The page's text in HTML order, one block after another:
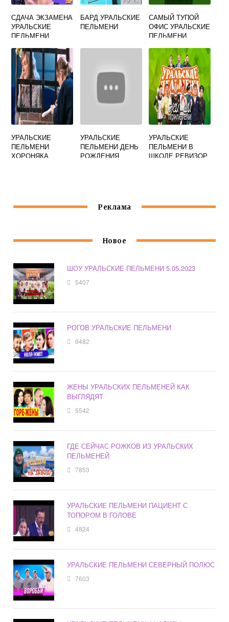
СДАЧА ЭКЗАМЕНА
УРАЛЬСКИЕ
ПЕЛЬМЕНИ
БАРД УРАЛЬСКИЕ
ПЕЛЬМЕНИ
САМЫЙ ТУПОЙ
ОФИС УРАЛЬСКИЕ
ПЕЛЬМЕНИ
УРАЛЬСКИЕ
ПЕЛЬМЕНИ
ХОРОНЯКА
УРАЛЬСКИЕ
ПЕЛЬМЕНИ ДЕНЬ
РОЖДЕНИЯ
УРАЛЬСКИЕ
ПЕЛЬМЕНИ В
ШКОЛЕ РЕВИЗОР
Реклама
Новое
ШОУ УРАЛЬСКИЕ ПЕЛЬМЕНИ 5.05.2023
5407
РОГОВ УРАЛЬСКИЕ ПЕЛЬМЕНИ
9482
ЖЕНЫ УРАЛЬСКИХ ПЕЛЬМЕНЕЙ КАК
ВЫГЛЯДЯТ
5542
ГДЕ СЕЙЧАС РОЖКОВ ИЗ УРАЛЬСКИХ
ПЕЛЬМЕНЕЙ
7853
УРАЛЬСКИЕ ПЕЛЬМЕНИ ПАЦИЕНТ С
ТОПОРОМ В ГОЛОВЕ
4824
УРАЛЬСКИЕ ПЕЛЬМЕНИ СЕВЕРНЫЙ ПОЛЮС
7603